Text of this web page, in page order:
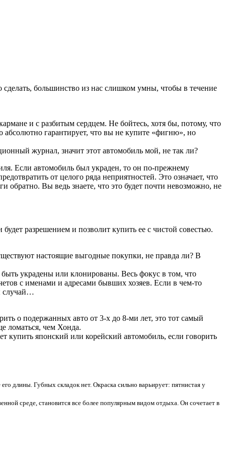
большинство из нас слишком умны, чтобы в течение
и с разбитым сердцем. Не бойтесь, хотя бы, потому, что
гарантирует, что вы не купите «фигню», но
журнал, значит этот автомобиль мой, не так ли?
Если автомобиль был украден, то он по-прежнему
от целого ряда неприятностей. Это означает, что
обратно. Вы ведь знаете, что это будет почти невозможно, не
разрешением и позволит купить ее с чистой совестью.
настоящие выгодные покупки, не правда ли? В
украдены или клонированы. Весь фокус в том, что
с именами и адресами бывших хозяев. Если в чем-то
случай…
о подержанных авто от 3-х до 8-ми лет, это тот самый
ломаться, чем Хонда.
купить японский или корейский автомобиль, если говорить
длины. Губных складок нет. Окраска сильно варьирует: пятнистая у
среде, становится все более популярным видом отдыха. Он сочетает в